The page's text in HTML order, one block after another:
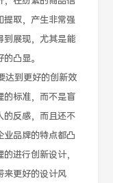
提取，产生非常强
到展现，尤其是能
凸显。
到更好的创新效
的标准，而不是盲
的反感，而且还不
业品牌的特点都凸
进行创新设计，
来更好的设计风